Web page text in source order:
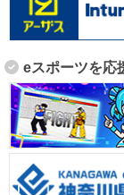
eスポーツを応